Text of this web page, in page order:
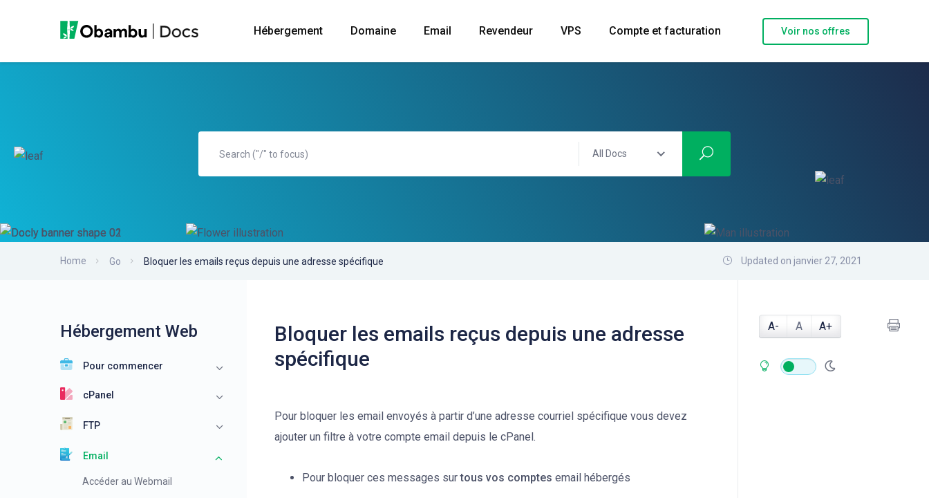
Hébergement Domaine Email Revendeur VPS Compte et facturation Voir nos offres
All Docs
Home Go Bloquer les emails reçus depuis une adresse spécifique Updated on janvier 27, 2021
Hébergement Web
Pour commencer
cPanel
FTP
Email
Accéder au Webmail
Bloquer les emails reçus depuis une adresse
spécifique
Pour bloquer les email envoyés à partir d’une adresse courriel spécifique vous devez
ajouter un filtre à votre compte email depuis le cPanel.
Pour bloquer ces messages surtous vos comptes email hébergés
A- A A+